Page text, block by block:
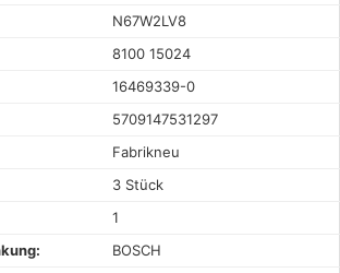
N67W2LV8
8100 15024
16469339-0
5709147531297
Fabrikneu
3 Stück
1
BOSCH